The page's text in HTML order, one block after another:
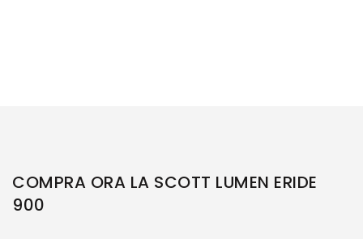
COMPRA ORA LA SCOTT LUMEN ERIDE
900